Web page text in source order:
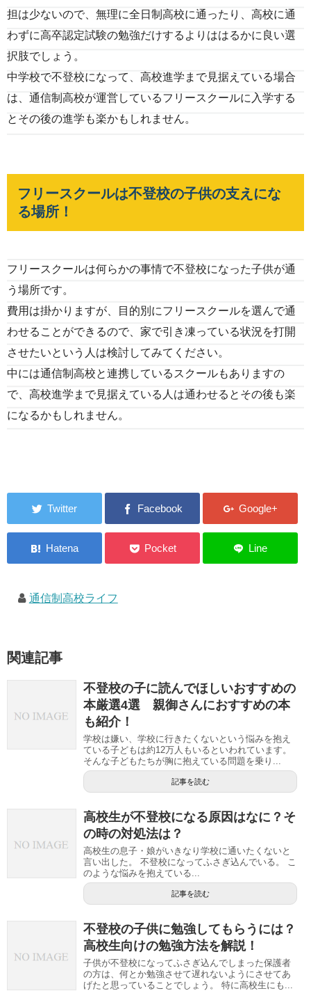
担は少ないので、無理に全日制高校に通ったり、高校に通
わずに高卒認定試験の勉強だけするよりははるかに良い選
択肢でしょう。
中学校で不登校になって、高校進学まで見据えている場合
は、通信制高校が運営しているフリースクールに入学する
とその後の進学も楽かもしれません。
フリースクールは不登校の子供の支えにな
る場所！
フリースクールは何らかの事情で不登校になった子供が通
う場所です。
費用は掛かりますが、目的別にフリースクールを選んで通
わせることができるので、家で引き凍っている状況を打開
させたいという人は検討してみてください。
中には通信制高校と連携しているスクールもありますの
で、高校進学まで見据えている人は通わせるとその後も楽
になるかもしれません。
通信制高校ライフ
関連記事
不登校の子に読んでほしいおすすめの
本厳選4選 親御さんにおすすめの本
も紹介！
学校は嫌い、学校に行きたくないという悩みを抱え
ている子どもは約12万人もいるといわれています。
そんな子どもたちが胸に抱えている問題を乗り...
記事を読む
高校生が不登校になる原因はなに？そ
の時の対処法は？
高校生の息子・娘がいきなり学校に通いたくないと
言い出した。 不登校になってふさぎ込んでいる。 こ
のような悩みを抱えている...
記事を読む
不登校の子供に勉強してもらうには？
高校生向けの勉強方法を解説！
子供が不登校になってふさぎ込んでしまった保護者
の方は、何とか勉強させて遅れないようにさせてあ
げたと思っていることでしょう。 特に高校生にも...